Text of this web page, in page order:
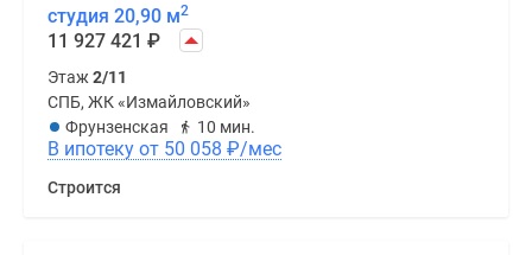
студия 20,90 м2
11 927 421 ₽
Этаж 2/11
СПБ, ЖК «Измайловский»
Фрунзенская
10 мин.
В ипотеку от 50 058 ₽/мес
Строится